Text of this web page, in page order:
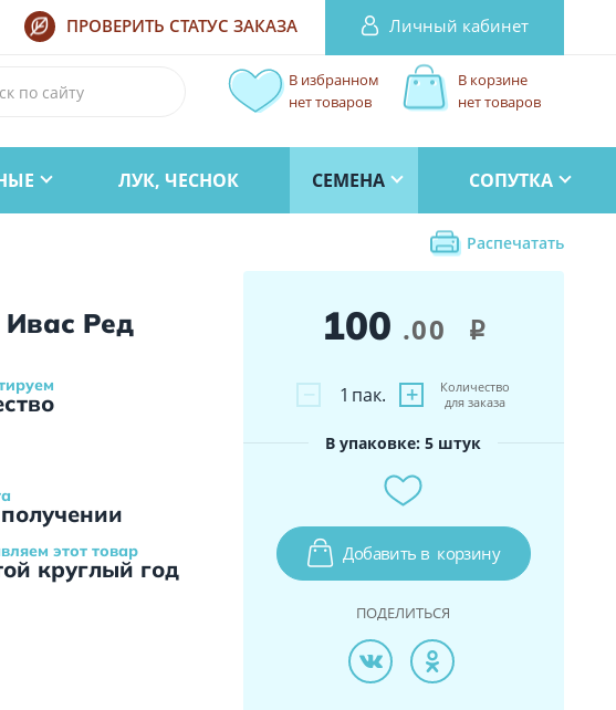
ПРОВЕРИТЬ СТАТУС ЗАКАЗА Личный кабинет
В корзине
нет товаров
В избранном
нет товаров
ЛУК, ЧЕСНОК СЕМЕНА СОПУТКА
Распечатать
Ред
этот товар
круглый год
100 .00 i
− +
1 пак.
Количество
для заказа
В упаковке: 5 штук
Добавить в корзину
ПОДЕЛИТЬСЯ